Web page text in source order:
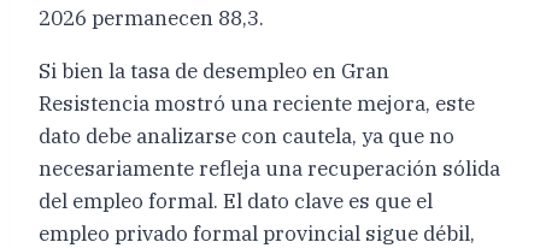
2026 permanecen 88,3.
Si bien la tasa de desempleo en Gran
Resistencia mostró una reciente mejora, este
dato debe analizarse con cautela, ya que no
necesariamente refleja una recuperación sólida
del empleo formal. El dato clave es que el
empleo privado formal provincial sigue débil,